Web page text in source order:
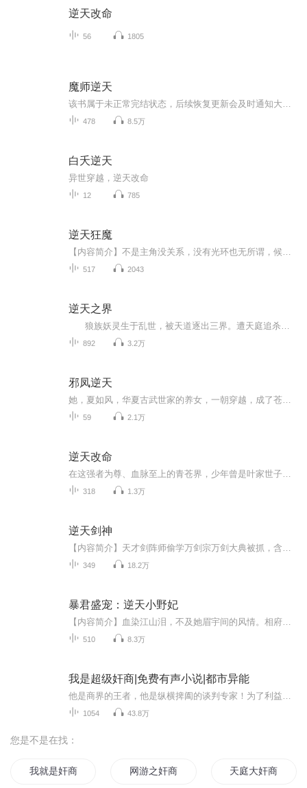
逆天改命
56 1805
魔师逆天
478 8.5万
白夭逆天
异世穿越，逆天改命
12 785
逆天狂魔
517 2043
逆天之界
892 3.2万
邪凤逆天
59 2.1万
逆天改命
318 1.3万
逆天剑神
349 18.2万
暴君盛宠：逆天小野妃
510 8.3万
我是超级奸商|免费有声小说|都市异能
1054 43.8万
您是不是在找：
我就是奸商 网游之奸商遍地 天庭大奸商